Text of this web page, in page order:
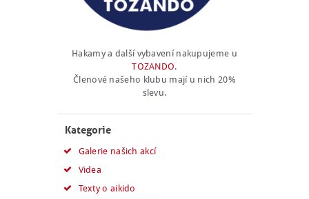
Hakamy a další vybavení nakupujeme u
TOZANDO.
Členové našeho klubu mají u nich 20%
slevu.
Kategorie
Galerie našich akcí
Videa
Texty o aikido